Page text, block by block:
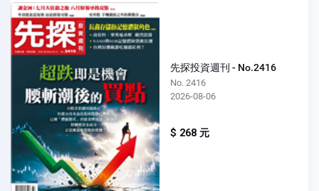
先探投資週刊 - No.2416
No. 2416
2026-08-06
$ 268 元